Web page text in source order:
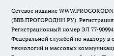
Сетевое издание
(ВВВ.ПРОГОРОДНН.РУ).
Регистрационный номер ЭЛ 77-90994
Федеральной службой по надзору
технологий и массовых